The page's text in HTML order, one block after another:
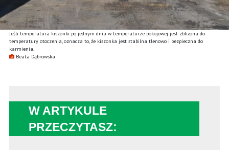
Jeśli temperatura kiszonki po jednym dniu w temperaturze pokojowej jest zbliżona do
temperatury otoczenia, oznacza to, że kiszonka jest stabilna tlenowo i bezpieczna do
karmienia.
Beata Dąbrowska
W ARTYKULE
PRZECZYTASZ: